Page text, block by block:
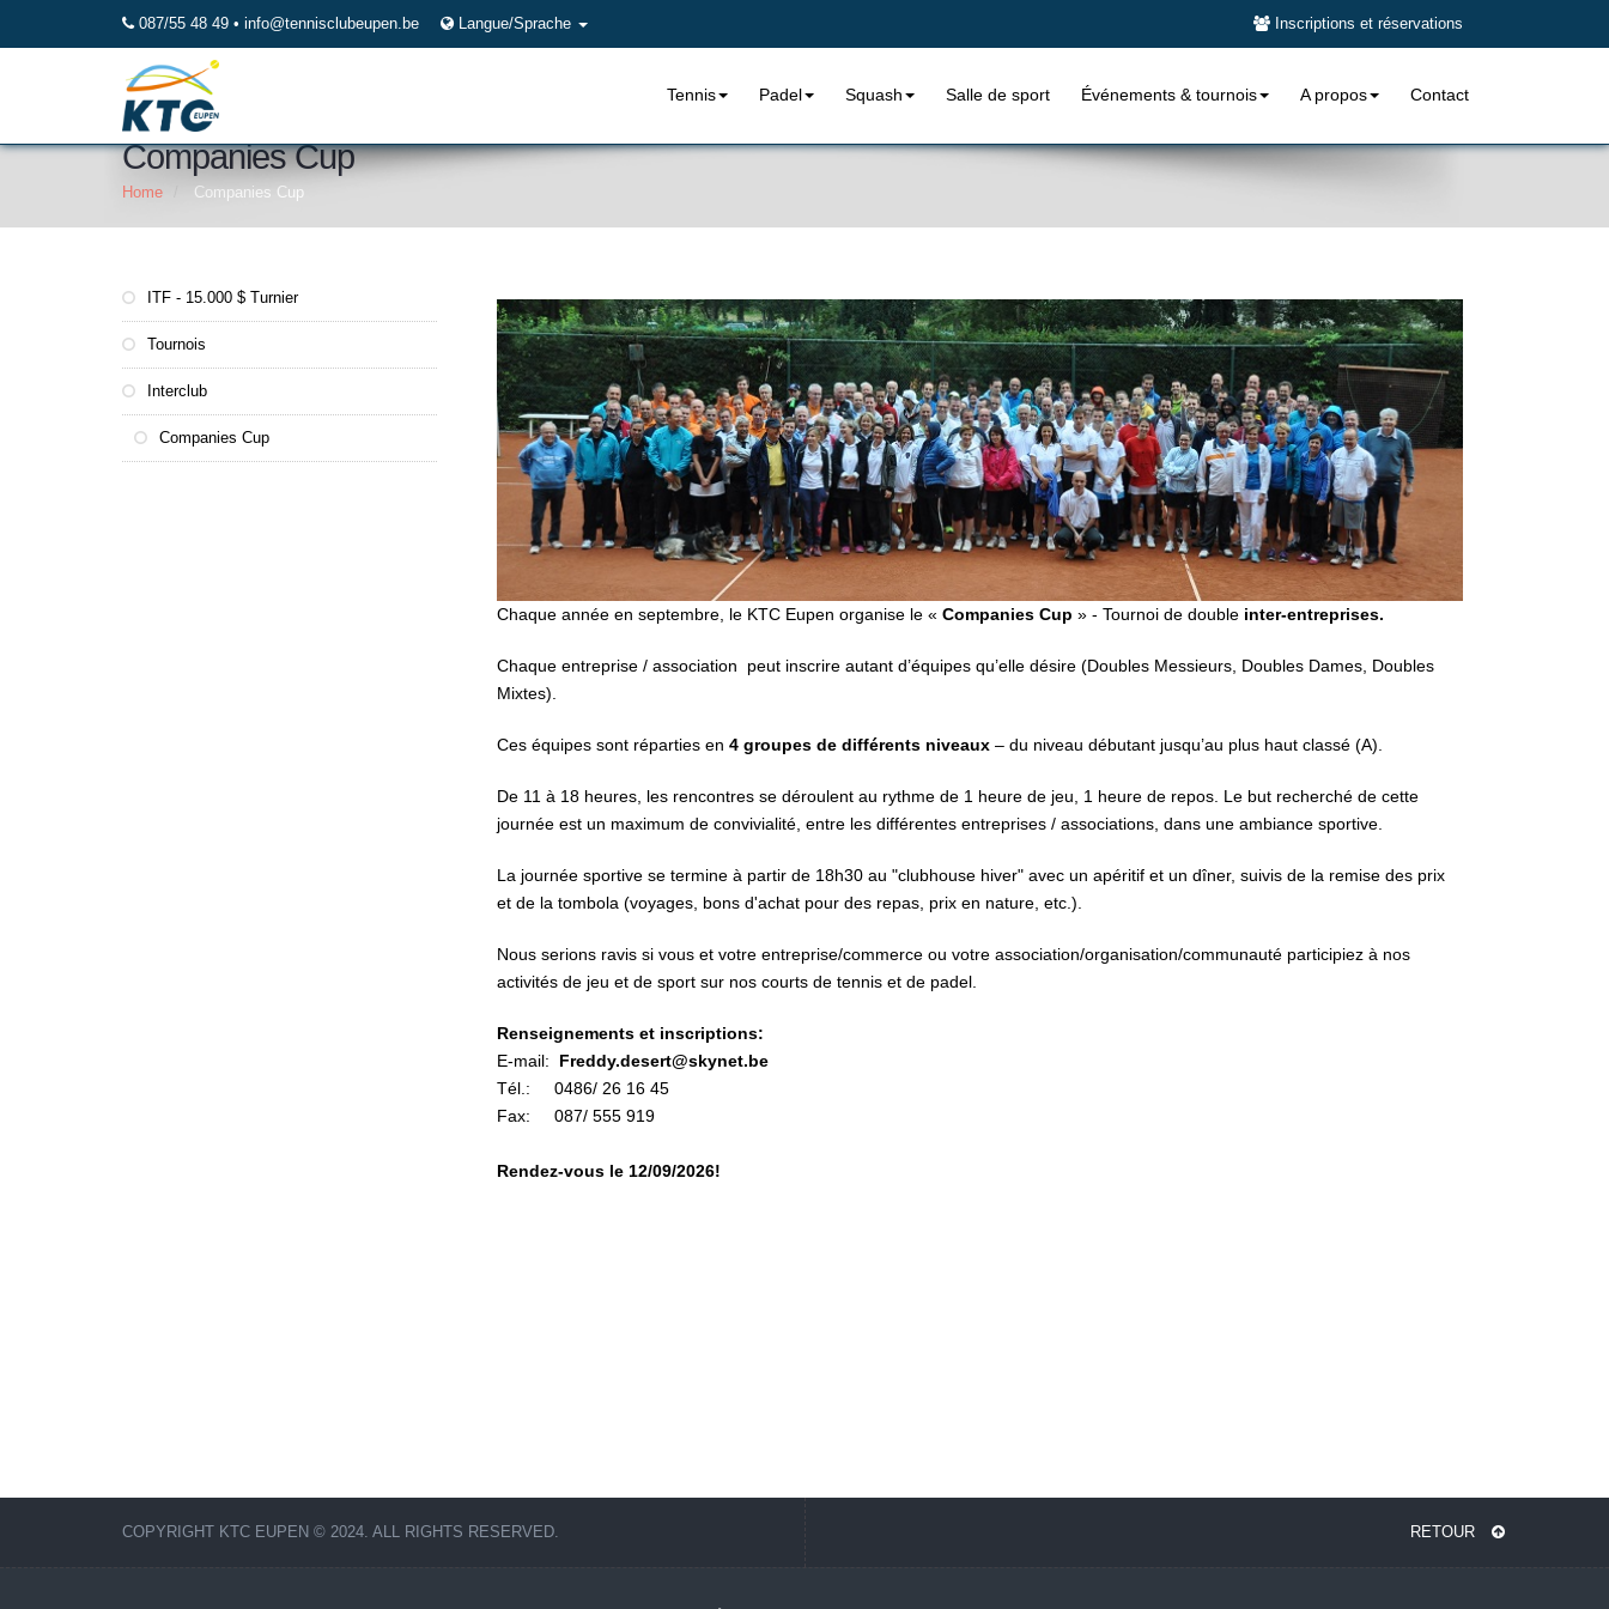
087/55 48 49 • info@tennisclubeupen.be Inscriptions et réservations
Langue/Sprache
Tennis Padel Squash Salle de sport Événements & tournois A propos Contact
Companies Cup
Home Companies Cup
ITF - 15.000 $ Turnier
Tournois
Interclub
Companies Cup
Chaque année en septembre, le KTC Eupen organise le « Companies Cup » - Tournoi de doubleinter-entreprises.
Chaque entreprise / association peut inscrire autant d’équipes qu’elle désire (Doubles Messieurs, Doubles Dames, Doubles
Mixtes).
Ces équipes sont réparties en 4 groupes de différents niveaux– du niveau débutant jusqu’au plus haut classé (A).
De 11 à 18 heures, les rencontres se déroulent au rythme de 1 heure de jeu, 1 heure de repos. Le but recherché de cette
journée est un maximum de convivialité, entre les différentes entreprises / associations, dans une ambiance sportive.
La journée sportive se termine à partir de 18h30 au "clubhouse hiver" avec un apéritif et un dîner, suivis de la remise des prix
et de la tombola (voyages, bons d'achat pour des repas, prix en nature, etc.).
Nous serions ravis si vous et votre entreprise/commerce ou votre association/organisation/communauté participiez à nos
activités de jeu et de sport sur nos courts de tennis et de padel.
Renseignements et inscriptions:
E-mail:
Freddy.desert@skynet.be
Tél.: 0486/ 26 16 45
Fax: 087/ 555 919
Rendez-vous le 12/09/2026!
COPYRIGHT KTC EUPEN © 2024. ALL RIGHTS RESERVED. RETOUR